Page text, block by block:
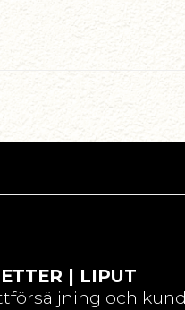
| LIPUT
och